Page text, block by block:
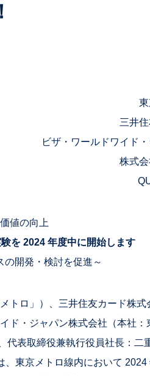
三井
ビザ・ワールドワイド
株式
値の向上
を 2024 年度中に開始します
の開発・検討を促進～
トロ」）、三井住友カード株式
・ジャパン株式会社（本社：
代表取締役兼執行役員社長：二
東京メトロ線内において 2024